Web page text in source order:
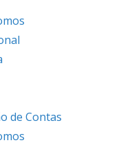
de Contas